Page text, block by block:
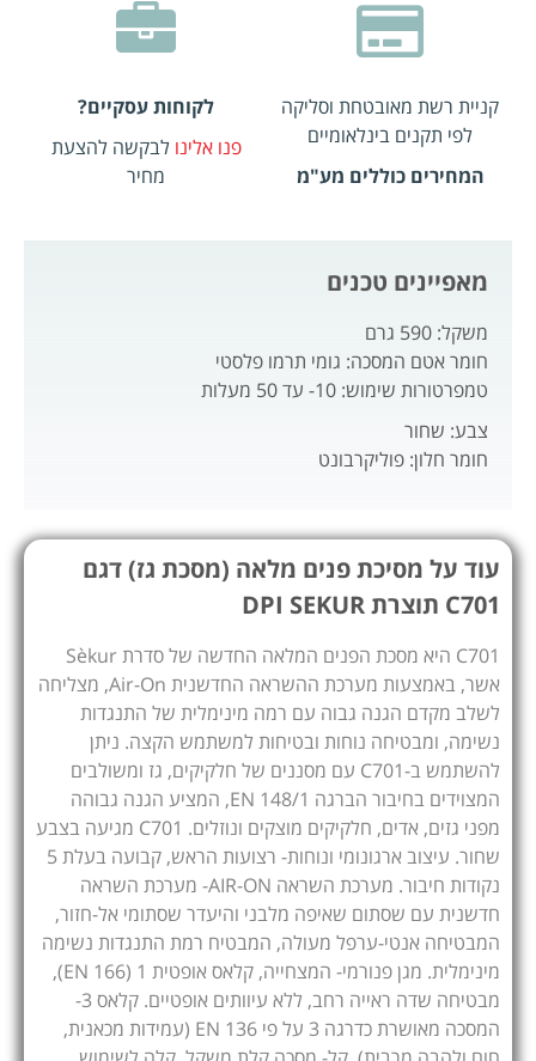
קניית רשת מאובטחת וסליקה
לפי תקנים בינלאומיים
המחירים כוללים מע"מ
לקוחות עסקיים?
פנו אלינו לבקשה להצעת
מחיר
מאפיינים טכנים
משקל: 590 גרם
חומר אטם המסכה: גומי תרמו פלסטי
טמפרטורות שימוש: 10- עד 50 מעלות
צבע: שחור
חומר חלון: פוליקרבונט
עוד על מסיכת פנים מלאה (מסכת גז) דגם
C701 תוצרת DPI SEKUR
C701 היא מסכת הפנים המלאה החדשה של סדרת Sèkur
אשר, באמצעות מערכת ההשראה החדשנית Air-On, מצליחה
לשלב מקדם הגנה גבוה עם רמה מינימלית של התנגדות
נשימה, ומבטיחה נוחות ובטיחות למשתמש הקצה. ניתן
להשתמש ב-C701 עם מסננים של חלקיקים, גז ומשולבים
המצוידים בחיבור הברגה EN 148/1, המציע הגנה גבוהה
מפני גזים, אדים, חלקיקים מוצקים ונוזלים. C701 מגיעה בצבע
שחור. עיצוב ארגונומי ונוחות- רצועות הראש, קבועה בעלת 5
נקודות חיבור. מערכת השראה AIR-ON- מערכת השראה
חדשנית עם שסתום שאיפה מלבני והיעדר שסתומי אל-חזור,
המבטיחה אנטי-ערפל מעולה, המבטיח רמת התנגדות נשימה
מינימלית. מגן פנורמי- המצחייה, קלאס אופטית 1 (EN 166),
מבטיחה שדה ראייה רחב, ללא עיוותים אופטיים. קלאס 3-
המסכה מאושרת כדרגה 3 על פי EN 136 (עמידות מכאנית,